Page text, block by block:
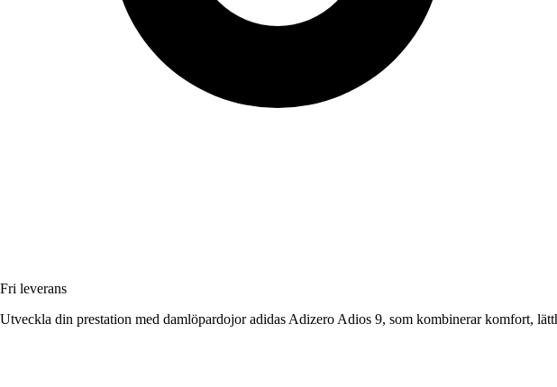
Fri leverans
Utveckla din prestation med damlöpardojor adidas Adizero Adios 9, som kombinerar komfort,